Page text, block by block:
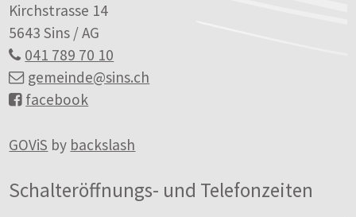
Kirchstrasse 14
5643 Sins / AG
041 789 70 10
gemeinde@sins.ch
facebook
GOViS by backslash
Schalteröffnungs- und Telefonzeiten